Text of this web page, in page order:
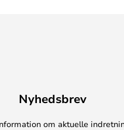
Nyhedsbrev
om aktuelle